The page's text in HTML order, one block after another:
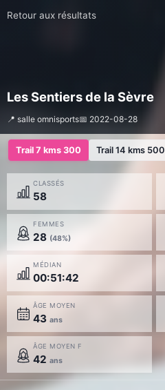
Retour aux résultats
Les Sentiers de la Sèvre
📍 salle omnisports📅 2022-08-28
Trail 7 kms 300 Trail 14 kms 500
CLASSÉS
58
FEMMES
28 (48%)
MÉDIAN
00:51:42
ÂGE MOYEN
43 ans
ÂGE MOYEN F
42 ans